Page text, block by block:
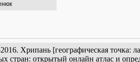
Хрипань [географическая точка:
стран: открытый онлайн атлас и